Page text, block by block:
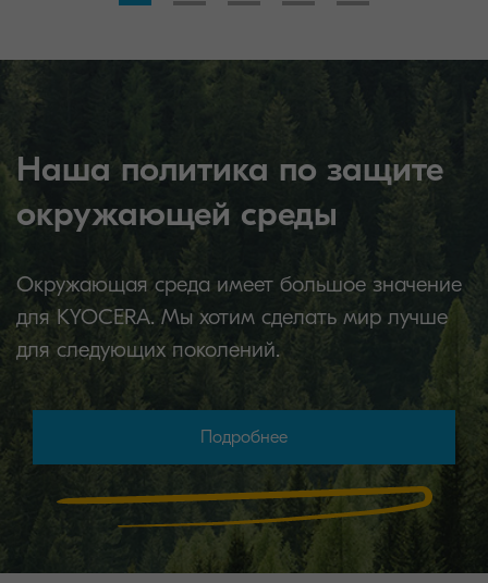
Наша политика по защите
окружающей среды
Окружающая среда имеет большое значение
для KYOCERA. Мы хотим сделать мир лучше
для следующих поколений.
Подробнее